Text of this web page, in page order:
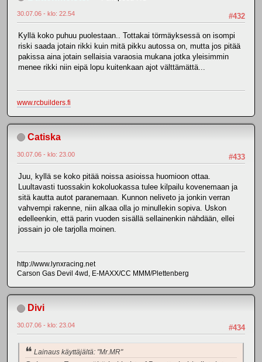
#432
30.07.06 - klo: 22.54
Kyllä koko puhuu puolestaan.. Tottakai törmäyksessä on isompi
riski saada jotain rikki kuin mitä pikku autossa on, mutta jos pitää
pakissa aina jotain sellaisia varaosia mukana jotka yleisimmin
menee rikki niin eipä lopu kuitenkaan ajot välttämättä...
www.rcbuilders.fi
Catiska
#433
30.07.06 - klo: 23.00
Juu, kyllä se koko pitää noissa asioissa huomioon ottaa.
Luultavasti tuossakin kokoluokassa tulee kilpailu kovenemaan ja
sitä kautta autot paranemaan. Kunnon neliveto ja jonkin verran
vahvempi rakenne, niin alkaa olla jo minullekin sopiva. Uskon
edelleenkin, että parin vuoden sisällä sellainenkin nähdään, ellei
jossain jo ole tarjolla moinen.
http://www.lynxracing.net
Carson Gas Devil 4wd, E-MAXX/CC MMM/Plettenberg
Divi
#434
30.07.06 - klo: 23.04
Lainaus käyttäjältä: "Mr.MR"